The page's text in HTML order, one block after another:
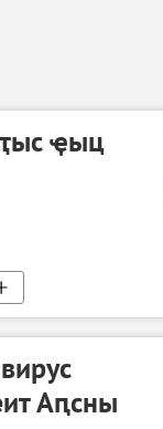
ҿыц
Аԥсны